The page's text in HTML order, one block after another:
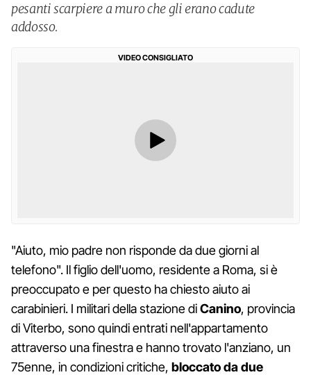
pesanti scarpiere a muro che gli erano cadute
addosso.
VIDEO CONSIGLIATO
"Aiuto, mio padre non risponde da due giorni al
telefono". Il figlio dell'uomo, residente a Roma, si è
preoccupato e per questo ha chiesto aiuto ai
carabinieri. I militari della stazione diCanino, provincia
di Viterbo, sono quindi entrati nell'appartamento
attraverso una finestra e hanno trovato l'anziano, un
75enne, in condizioni critiche, bloccato da due